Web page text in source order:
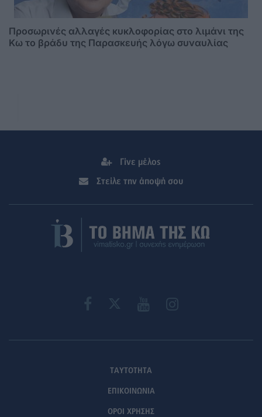
Προσωρινές αλλαγές κυκλοφορίας στο λιμάνι της
Κω το βράδυ της Παρασκευής λόγω συναυλίας
Γίνε μέλος
Στείλε την άποψή σου
ΤΑΥΤΟΤΗΤΑ
ΕΠΙΚΟΙΝΩΝΙΑ
ΟΡΟΙ ΧΡΗΣΗΣ